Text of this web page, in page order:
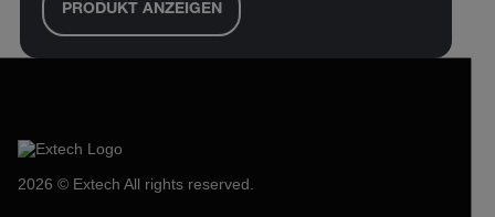
PRODUKT ANZEIGEN
2026 © Extech All rights reserved.